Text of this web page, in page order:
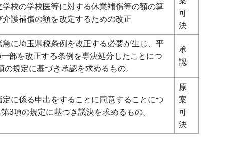
校の学校医等に対する休業補償等の額の算
護補償の額を改定するための改正
可
決
に埼玉県税条例を改正する必要が生じ、平
部を改正する条例を専決処分したことにつ
規定に基づき承認を求めるもの。
承
認
に係る申出をすることに同意することにつ
3項の規定に基づき議決を求めるもの。
原
案
可
決